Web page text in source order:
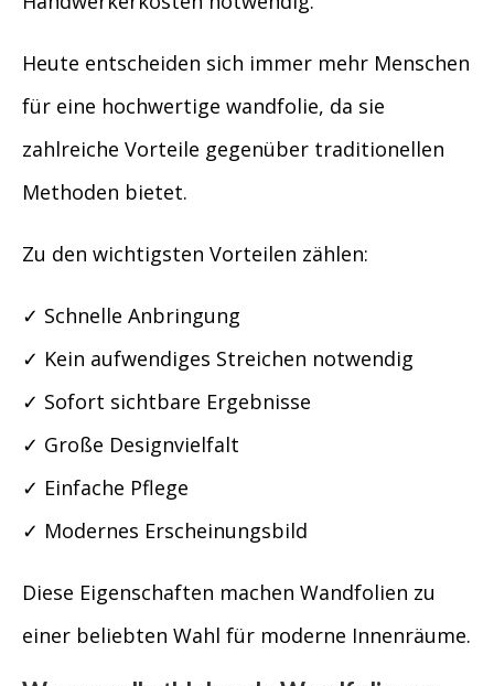
Heute entscheiden sich immer mehr Menschen
für eine hochwertige wandfolie, da sie
zahlreiche Vorteile gegenüber traditionellen
Methoden bietet.
Zu den wichtigsten Vorteilen zählen:
✓ Schnelle Anbringung
✓ Kein aufwendiges Streichen notwendig
✓ Sofort sichtbare Ergebnisse
✓ Große Designvielfalt
✓ Einfache Pflege
✓ Modernes Erscheinungsbild
Diese Eigenschaften machen Wandfolien zu
einer beliebten Wahl für moderne Innenräume.